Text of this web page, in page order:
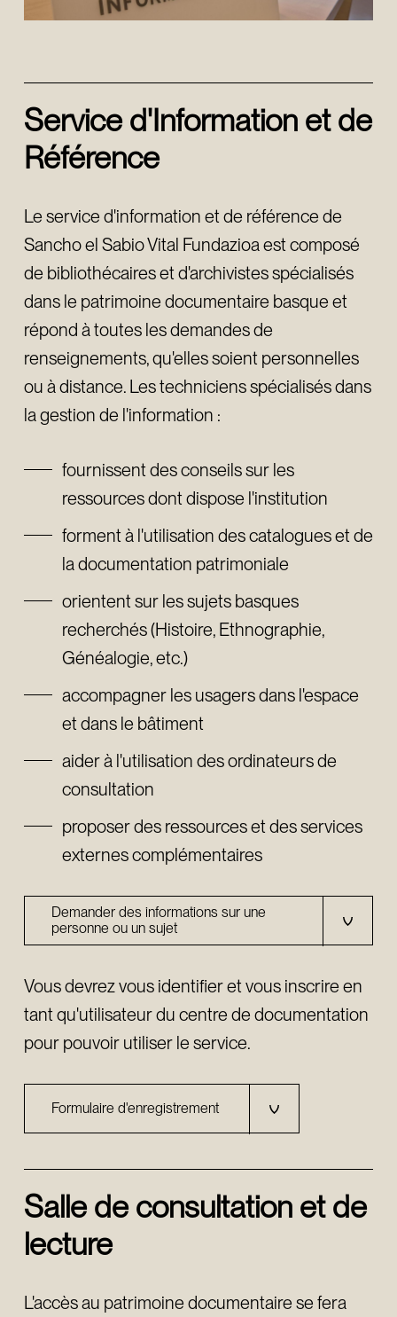
Service d'Information et de
Référence
Le service d'information et de référence de
Sancho el Sabio Vital Fundazioa est composé
de bibliothécaires et d'archivistes spécialisés
dans le patrimoine documentaire basque et
répond à toutes les demandes de
renseignements, qu'elles soient personnelles
ou à distance. Les techniciens spécialisés dans
la gestion de l'information :
fournissent des conseils sur les
ressources dont dispose l'institution
forment à l'utilisation des catalogues et de
la documentation patrimoniale
orientent sur les sujets basques
recherchés (Histoire, Ethnographie,
Généalogie, etc.)
accompagner les usagers dans l'espace
et dans le bâtiment
aider à l'utilisation des ordinateurs de
consultation
proposer des ressources et des services
externes complémentaires
Demander des informations sur une
personne ou un sujet
Vous devrez vous identifier et vous inscrire en
tant qu'utilisateur du centre de documentation
pour pouvoir utiliser le service.
Formulaire d'enregistrement
Salle de consultation et de
lecture
L'accès au patrimoine documentaire se fera